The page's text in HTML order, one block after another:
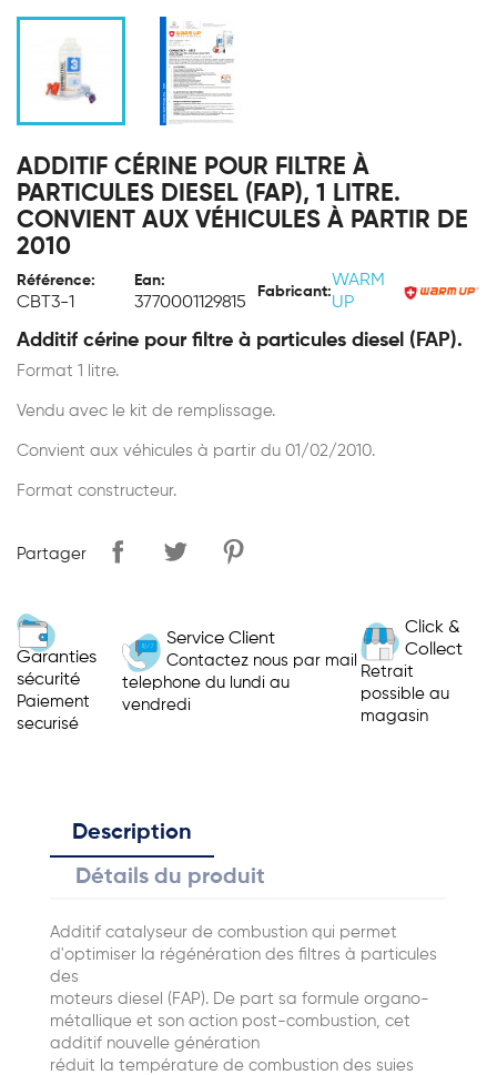
ADDITIF CÉRINE POUR FILTRE À
PARTICULES DIESEL (FAP), 1 LITRE.
CONVIENT AUX VÉHICULES À PARTIR DE
2010
Référence:
CBT3-1
Ean:
3770001129815
Fabricant:
WARM
UP
Additif cérine pour filtre à particules diesel (FAP).
Format 1 litre.
Vendu avec le kit de remplissage.
Convient aux véhicules à partir du 01/02/2010.
Format constructeur.
Partager
Garanties
sécurité
Paiement
securisé
Service Client
Contactez nous par mail
telephone du lundi au
vendredi
Click &
Collect
Retrait
possible au
magasin
Description
Détails du produit
Additif catalyseur de combustion qui permet
d'optimiser la régénération des filtres à particules
des
moteurs diesel (FAP). De part sa formule organo-
métallique et son action post-combustion, cet
additif nouvelle génération
réduit la température de combustion des suies